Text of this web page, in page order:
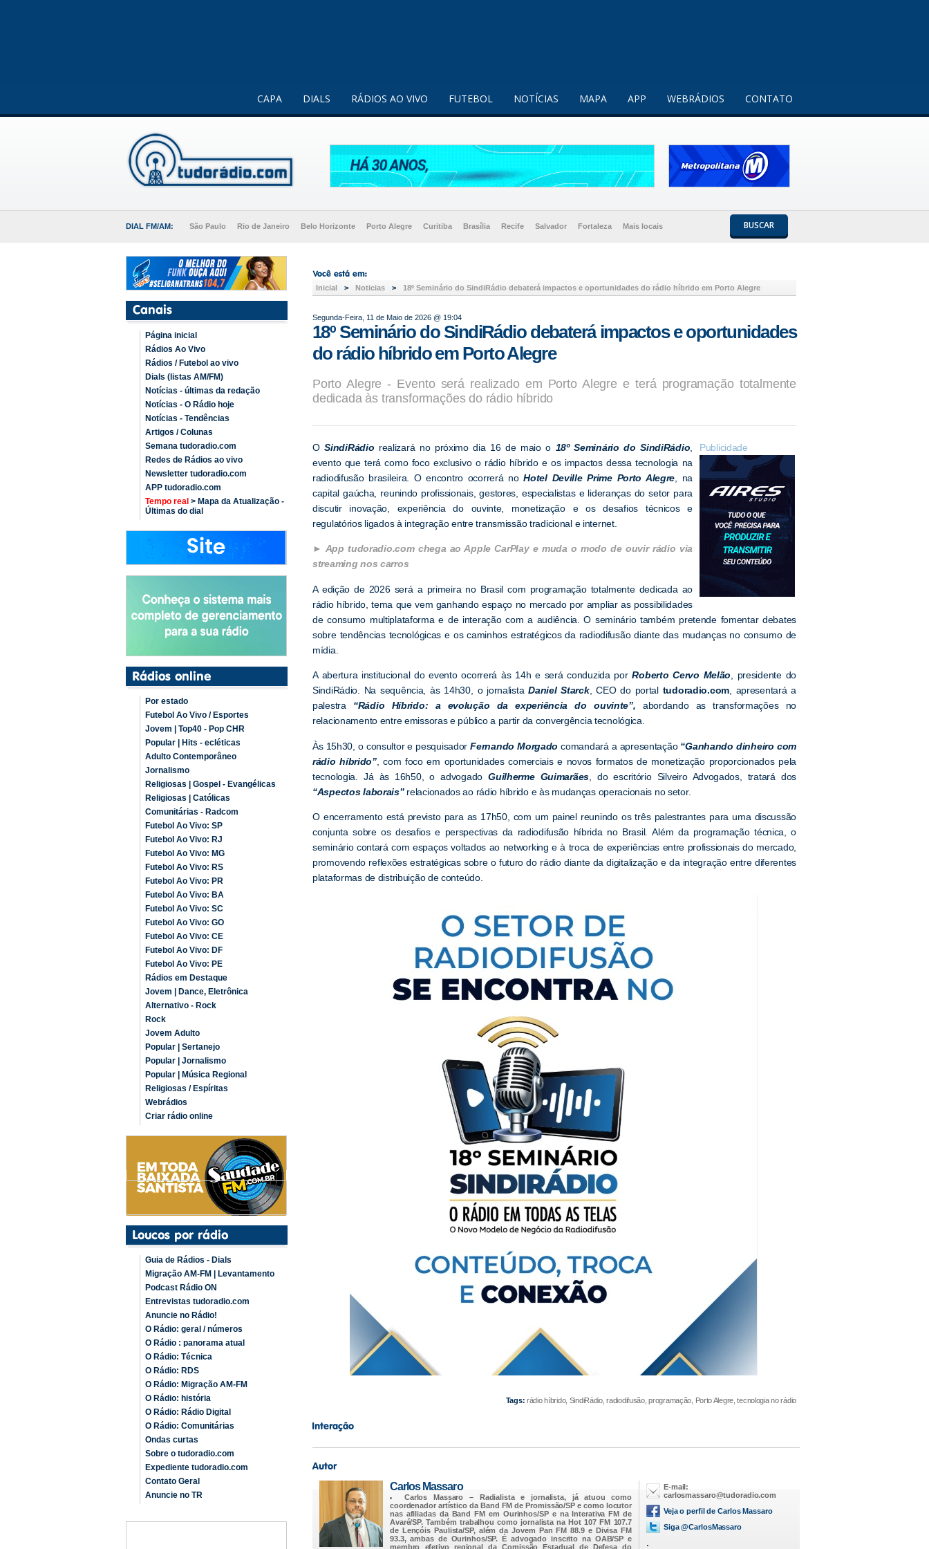
CAPA DIALS RÁDIOS AO VIVO FUTEBOL NOTÍCIAS MAPA APP WEBRÁDIOS CONTATO
DIAL FM/AM: São Paulo Rio de Janeiro Belo Horizonte Porto Alegre Curitiba Brasília Recife Salvador Fortaleza Mais locais BUSCAR
Página inicial
Rádios Ao Vivo
Rádios / Futebol ao vivo
Dials (listas AM/FM)
Notícias - últimas da redação
Notícias - O Rádio hoje
Notícias - Tendências
Artigos / Colunas
Semana tudoradio.com
Redes de Rádios ao vivo
Newsletter tudoradio.com
APP tudoradio.com
Tempo real > Mapa da Atualização -
Últimas do dial
Por estado
Futebol Ao Vivo / Esportes
Jovem | Top40 - Pop CHR
Popular | Hits - ecléticas
Adulto Contemporâneo
Jornalismo
Religiosas | Gospel - Evangélicas
Religiosas | Católicas
Comunitárias - Radcom
Futebol Ao Vivo: SP
Futebol Ao Vivo: RJ
Futebol Ao Vivo: MG
Futebol Ao Vivo: RS
Futebol Ao Vivo: PR
Futebol Ao Vivo: BA
Futebol Ao Vivo: SC
Futebol Ao Vivo: GO
Futebol Ao Vivo: CE
Futebol Ao Vivo: DF
Futebol Ao Vivo: PE
Rádios em Destaque
Jovem | Dance, Eletrônica
Alternativo - Rock
Rock
Jovem Adulto
Popular | Sertanejo
Popular | Jornalismo
Popular | Música Regional
Religiosas / Espíritas
Webrádios
Criar rádio online
Guia de Rádios - Dials
Migração AM-FM | Levantamento
Podcast Rádio ON
Entrevistas tudoradio.com
Anuncie no Rádio!
O Rádio: geral / números
O Rádio : panorama atual
O Rádio: Técnica
O Rádio: RDS
O Rádio: Migração AM-FM
O Rádio: história
O Rádio: Rádio Digital
O Rádio: Comunitárias
Ondas curtas
Sobre o tudoradio.com
Expediente tudoradio.com
Contato Geral
Anuncie no TR
Inicial > Noticias > 18º Seminário do SindiRádio debaterá impactos e oportunidades do rádio híbrido em Porto Alegre
Segunda-Feira, 11 de Maio de 2026 @ 19:04
18º Seminário do SindiRádio debaterá impactos e oportunidades
do rádio híbrido em Porto Alegre
Porto Alegre - Evento será realizado em Porto Alegre e terá programação totalmente
dedicada às transformações do rádio híbrido
Publicidade
OSindiRádio realizará no próximo dia 16 de maio o 18º Seminário do SindiRádio
evento que terá como foco exclusivo o rádio híbrido e os impactos dessa tecnologia na
radiodifusão brasileira. O encontro ocorrerá noHotel Deville Prime Porto Alegre , na
capital gaúcha, reunindo profissionais, gestores, especialistas e lideranças do setor para
discutir inovação, experiência do ouvinte, monetização e os desafios técnicos e
regulatórios ligados à integração entre transmissão tradicional e internet.
App tudoradio.com chega ao Apple CarPlay e muda o modo de ouvir rádio via
streaming nos carros
A edição de 2026 será a primeira no Brasil com programação totalmente dedicada ao
rádio híbrido, tema que vem ganhando espaço no mercado por ampliar as possibilidades
de consumo multiplataforma e de interação com a audiência. O seminário também pretende fomentar debates
sobre tendências tecnológicas e os caminhos estratégicos da radiodifusão diante das mudanças no consumo de
mídia.
A abertura institucional do evento ocorrerá às 14h e será conduzida porRoberto Cervo Melão , presidente do
SindiRádio. Na sequência, às 14h30, o jornalistaDaniel Starck, CEO do portal tudoradio.com, apresentará a
palestra “Rádio Híbrido: a evolução da experiência do ouvinte”, abordando as transformações no
relacionamento entre emissoras e público a partir da convergência tecnológica.
Às 15h30, o consultor e pesquisadorFernando Morgado comandará a apresentação “Ganhando dinheiro com
rádio híbrido”, com foco em oportunidades comerciais e novos formatos de monetização proporcionados pela
tecnologia. Já às 16h50, o advogadoGuilherme Guimarães , do escritório Silveiro Advogados, tratará dos
“Aspectos laborais”relacionados ao rádio híbrido e às mudanças operacionais no setor.
O encerramento está previsto para as 17h50, com um painel reunindo os três palestrantes para uma discussão
conjunta sobre os desafios e perspectivas da radiodifusão híbrida no Brasil. Além da programação técnica, o
seminário contará com espaços voltados ao networking e à troca de experiências entre profissionais do mercado,
promovendo reflexões estratégicas sobre o futuro do rádio diante da digitalização e da integração entre diferentes
plataformas de distribuição de conteúdo.
Tags: rádio híbrido, SindiRádio, radiodifusão, programação, Porto Alegre, tecnologia no rádio
Carlos Massaro
Carlos Massaro – Radialista e jornalista, já atuou como
coordenador artístico da Band FM de Promissão/SP e como locutor
nas afiliadas da Band FM em Ourinhos/SP e na Interativa FM de
Avaré/SP. Também trabalhou como jornalista na Hot 107 FM 107.7
de Lençóis Paulista/SP, além da Jovem Pan FM 88.9 e Divisa FM
93.3, ambas de Ourinhos/SP. É advogado inscrito na OAB/SP e
membro efetivo regional da Comissão Estadual de Defesa do
E-mail:
carlosmassaro@tudoradio.com
Veja o perfil de Carlos Massaro
Siga @CarlosMassaro
.